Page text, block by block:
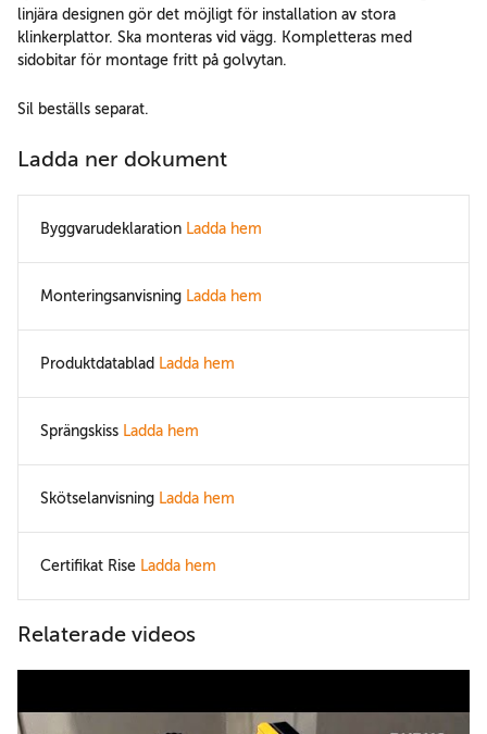
linjära designen gör det möjligt för installation av stora
klinkerplattor. Ska monteras vid vägg. Kompletteras med
sidobitar för montage fritt på golvytan.
Sil beställs separat.
Ladda ner dokument
Byggvarudeklaration Ladda hem
Monteringsanvisning Ladda hem
Produktdatablad Ladda hem
Sprängskiss Ladda hem
Skötselanvisning Ladda hem
Certifikat Rise Ladda hem
Relaterade videos